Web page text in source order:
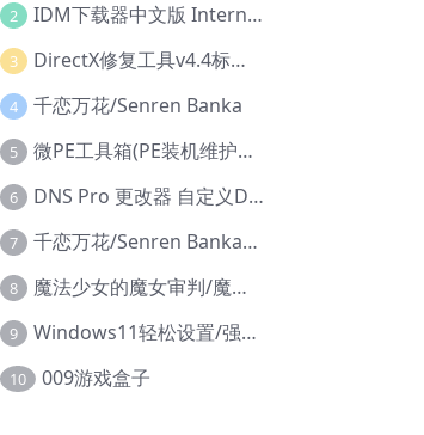
2 IDM下载器中文版 Internet Download Manager v6.42.36 IDM
3 DirectX修复工具v4.4标准版+增强版+在线修复版
4 千恋万花/Senren Banka
5 微PE工具箱(PE装机维护工具) v2.3官方正式版
6 DNS Pro 更改器 自定义DNS修改
7 千恋万花/Senren Banka/安卓版
8 魔法少女的魔女审判/魔法少女ノ魔女裁判
9 Windows11轻松设置/强力禁止WD等/兼容Win10
10 009游戏盒子